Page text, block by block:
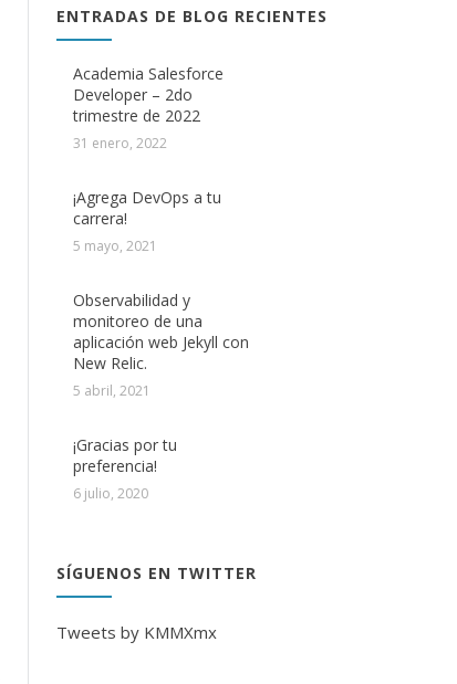
ENTRADAS DE BLOG RECIENTES
Academia Salesforce
Developer – 2do
trimestre de 2022
31 enero, 2022
¡Agrega DevOps a tu
carrera!
5 mayo, 2021
Observabilidad y
monitoreo de una
aplicación web Jekyll con
New Relic.
5 abril, 2021
¡Gracias por tu
preferencia!
6 julio, 2020
SÍGUENOS EN TWITTER
Tweets by KMMXmx